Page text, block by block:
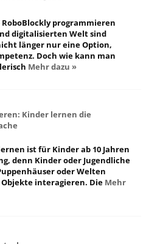
programmieren
digitalisierten Welt sind
länger nur eine Option,
Doch wie kann man
Mehr dazu »
Kinder lernen die
ist für Kinder ab 10 Jahren
denn Kinder oder Jugendliche
oder Welten
interagieren. Die Mehr